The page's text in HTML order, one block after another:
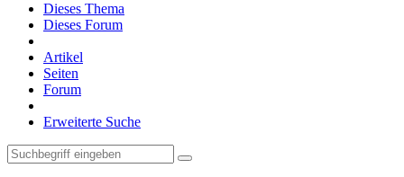
Dieses Thema
Dieses Forum
Artikel
Seiten
Forum
Erweiterte Suche